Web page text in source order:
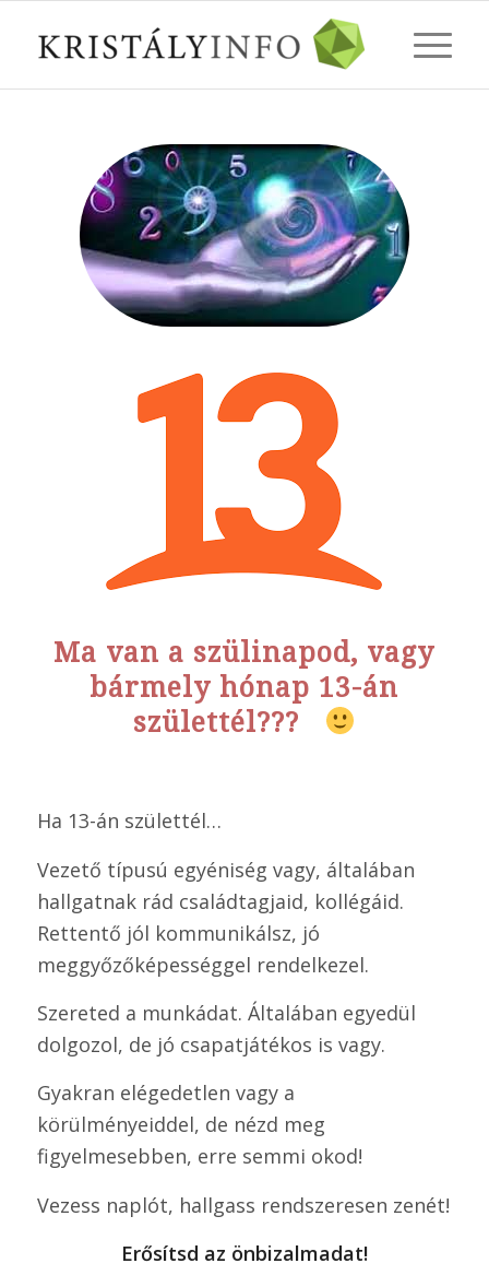
Ma van a szülinapod, vagy
bármely hónap 13-án
születtél???
Ha 13-án születtél…
Vezető típusú egyéniség vagy, általában
hallgatnak rád családtagjaid, kollégáid.
Rettentő jól kommunikálsz, jó
meggyőzőképességgel rendelkezel.
Szereted a munkádat. Általában egyedül
dolgozol, de jó csapatjátékos is vagy.
Gyakran elégedetlen vagy a
körülményeiddel, de nézd meg
figyelmesebben, erre semmi okod!
Vezess naplót, hallgass rendszeresen zenét!
Erősítsd az önbizalmadat!